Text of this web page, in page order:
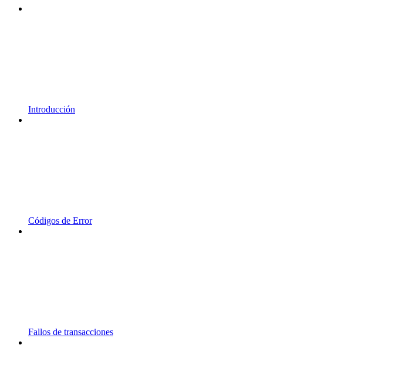
Introducción
Códigos de Error
Fallos de transacciones